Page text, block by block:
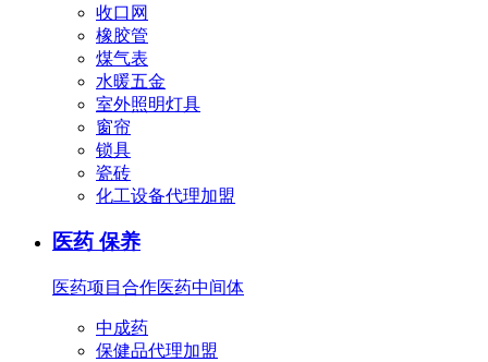
收口网
橡胶管
煤气表
水暖五金
室外照明灯具
窗帘
锁具
瓷砖
化工设备代理加盟
医药 保养
医药项目合作医药中间体
中成药
保健品代理加盟